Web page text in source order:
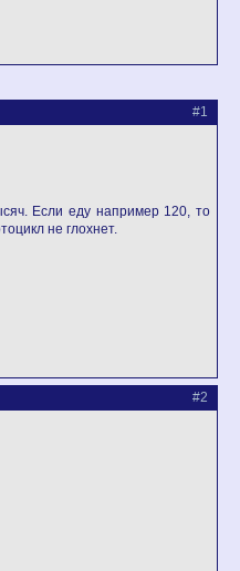
#1
Если еду например 120, то
не глохнет.
#2